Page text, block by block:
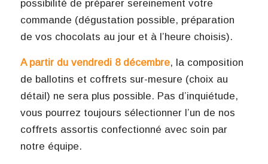
possibilité de préparer sereinement votre
commande (dégustation possible, préparation
de vos chocolats au jour et à l’heure choisis).
A partir du vendredi 8 décembre, la composition
de ballotins et coffrets sur-mesure (choix au
détail) ne sera plus possible. Pas d’inquiétude,
vous pourrez toujours sélectionner l’un de nos
coffrets assortis confectionné avec soin par
notre équipe.